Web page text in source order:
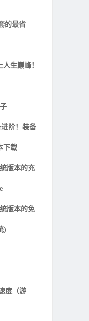
的最省
生巅峰！
阶！装备
下载
版本的充
版本的免
)
度（游